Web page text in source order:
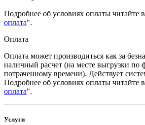
Подробнее об условиях оплаты читайте
оплата".
Оплата
Оплата может производиться как за
наличный расчет (на месте выгрузки по
потраченному времени). Действует
Подробнее об условиях оплаты читайте
оплата".
Услуги